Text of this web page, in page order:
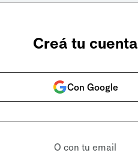
Creá tu cuenta
Con Google
O con tu email